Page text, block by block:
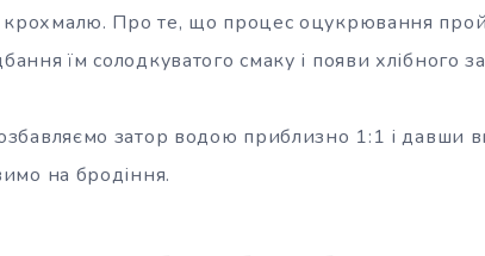
Про те, що процес оцукрювання
їм солодкуватого смаку і появи хлібного
затор водою приблизно 1:1 і давши
на бродіння.